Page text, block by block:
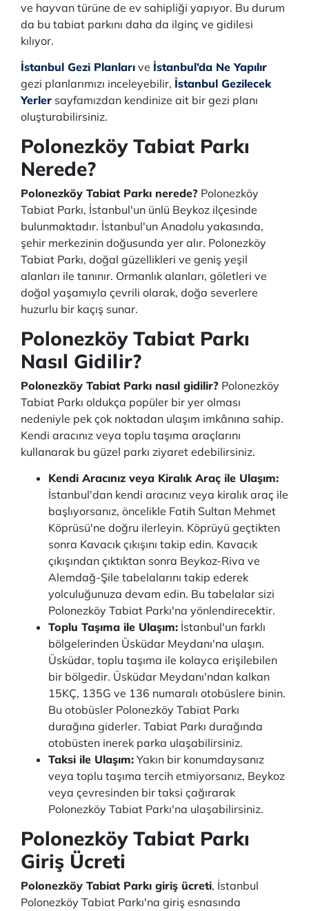
ve hayvan türüne de ev sahipliği yapıyor. Bu durum
da bu tabiat parkını daha da ilginç ve gidilesi
kılıyor.
İstanbul Gezi Planları ve İstanbul’da Ne Yapılır
gezi planlarımızı inceleyebilir, İstanbul Gezilecek
Yerler sayfamızdan kendinize ait bir gezi planı
oluşturabilirsiniz.
Polonezköy Tabiat Parkı
Nerede?
Polonezköy Tabiat Parkı nerede? Polonezköy
Tabiat Parkı, İstanbul'un ünlü Beykoz ilçesinde
bulunmaktadır. İstanbul'un Anadolu yakasında,
şehir merkezinin doğusunda yer alır. Polonezköy
Tabiat Parkı, doğal güzellikleri ve geniş yeşil
alanları ile tanınır. Ormanlık alanları, göletleri ve
doğal yaşamıyla çevrili olarak, doğa severlere
huzurlu bir kaçış sunar.
Polonezköy Tabiat Parkı
Nasıl Gidilir?
Polonezköy Tabiat Parkı nasıl gidilir? Polonezköy
Tabiat Parkı oldukça popüler bir yer olması
nedeniyle pek çok noktadan ulaşım imkânına sahip.
Kendi aracınız veya toplu taşıma araçlarını
kullanarak bu güzel parkı ziyaret edebilirsiniz.
Kendi Aracınız veya Kiralık Araç ile Ulaşım:
İstanbul'dan kendi aracınız veya kiralık araç ile
başlıyorsanız, öncelikle Fatih Sultan Mehmet
Köprüsü'ne doğru ilerleyin. Köprüyü geçtikten
sonra Kavacık çıkışını takip edin. Kavacık
çıkışından çıktıktan sonra Beykoz-Riva ve
Alemdağ-Şile tabelalarını takip ederek
yolculuğunuza devam edin. Bu tabelalar sizi
Polonezköy Tabiat Parkı'na yönlendirecektir.
Toplu Taşıma ile Ulaşım: İstanbul'un farklı
bölgelerinden Üsküdar Meydanı'na ulaşın.
Üsküdar, toplu taşıma ile kolayca erişilebilen
bir bölgedir. Üsküdar Meydanı'ndan kalkan
15KÇ, 135G ve 136 numaralı otobüslere binin.
Bu otobüsler Polonezköy Tabiat Parkı
durağına giderler. Tabiat Parkı durağında
otobüsten inerek parka ulaşabilirsiniz.
Taksi ile Ulaşım: Yakın bir konumdaysanız
veya toplu taşıma tercih etmiyorsanız, Beykoz
veya çevresinden bir taksi çağırarak
Polonezköy Tabiat Parkı'na ulaşabilirsiniz.
Polonezköy Tabiat Parkı
Giriş Ücreti
Polonezköy Tabiat Parkı giriş ücreti, İstanbul
Polonezköy Tabiat Parkı'na giriş esnasında